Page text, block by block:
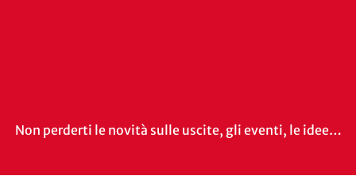
Non perderti le novità sulle uscite, gli eventi, le idee…